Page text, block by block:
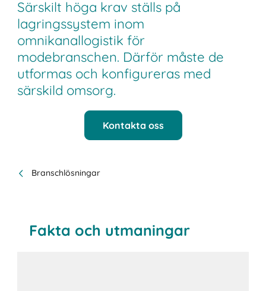
Särskilt höga krav ställs på
lagringssystem inom
omnikanallogistik för
modebranschen. Därför måste de
utformas och konfigureras med
särskild omsorg.
Kontakta oss
Branschlösningar
Fakta och utmaningar